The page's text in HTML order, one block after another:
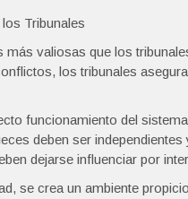
Tribunales
más valiosas que los
los tribunales
funcionamiento del
deben ser
dejarse influenciar por
se crea un ambiente